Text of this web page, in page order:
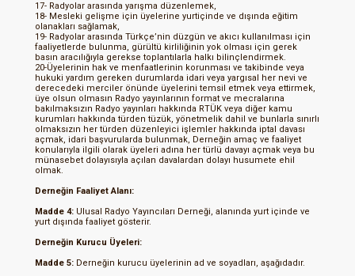
17- Radyolar arasında yarışma düzenlemek,
18- Mesleki gelişme için üyelerine yurtiçinde ve dışında eğitim
olanakları sağlamak,
19- Radyolar arasında Türkçe’nin düzgün ve akıcı kullanılması için
faaliyetlerde bulunma, gürültü kirliliğinin yok olması için gerek
basın aracılığıyla gerekse toplantılarla halkı bilinçlendirmek.
20-Üyelerinin hak ve menfaatlerinin korunması ve takibinde veya
hukuki yardım gereken durumlarda idari veya yargısal her nevi ve
derecedeki merciler önünde üyelerini temsil etmek veya ettirmek,
üye olsun olmasın Radyo yayınlarının format ve mecralarına
bakılmaksızın Radyo yayınları hakkında RTÜK veya diğer kamu
kurumları hakkında türden tüzük, yönetmelik dahil ve bunlarla sınırlı
olmaksızın her türden düzenleyici işlemler hakkında iptal davası
açmak, idari başvurularda bulunmak, Derneğin amaç ve faaliyet
konularıyla ilgili olarak üyeleri adına her türlü davayı açmak veya bu
münasebet dolayısıyla açılan davalardan dolayı husumete ehil
olmak.
Derneğin Faaliyet Alanı:
Madde 4: Ulusal Radyo Yayıncıları Derneği, alanında yurt içinde ve
yurt dışında faaliyet gösterir.
Derneğin Kurucu Üyeleri:
Madde 5: Derneğin kurucu üyelerinin ad ve soyadları, aşağıdadır.